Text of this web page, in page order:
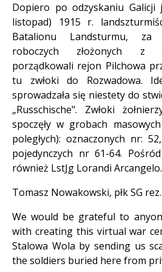
Dopiero po odzyskaniu Galicji
listopad) 1915 r.
Batalionu Landsturmu, za
roboczych złożonych z
porządkowali rejon Pilchowa
tu zwłoki do Rozwadowa.
sprowadzała się niestety do
„Russchische". Zwłoki
spoczęły w grobach
poległych): oznaczonych nr:
pojedynczych nr 61-64.
również LstJg Lorandi Arcangelo.
Tomasz Nowakowski, płk SG rez.
We would be grateful to
with creating this virtual war
Stalowa Wola by sending us
the soldiers buried here from